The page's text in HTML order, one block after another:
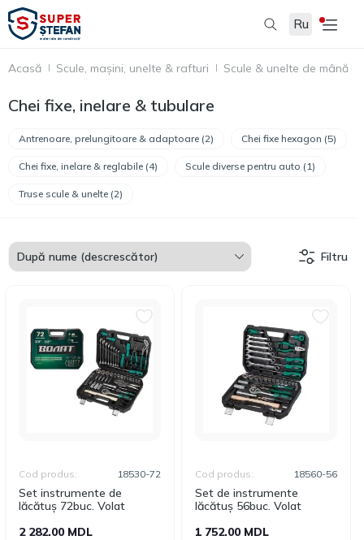
Ru
Acasă Scule, mașini, unelte & rafturi Scule & unelte de mână
Chei fixe, inelare & tubulare
Antrenoare, prelungitoare & adaptoare (2) Chei fixe hexagon (5)
Chei fixe, inelare & reglabile (4) Scule diverse pentru auto (1)
Truse scule & unelte (2)
Filtru
Set instrumente de
lăcătuș 72buc. Volat
Cod produs: 18530-72
2 282.00 MDL
Set de instrumente
lăcătuș 56buc. Volat
Cod produs: 18560-56
1 752.00 MDL